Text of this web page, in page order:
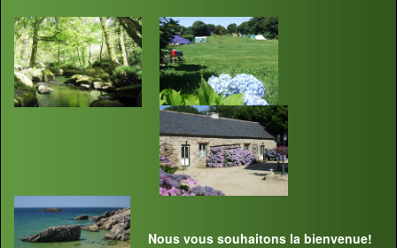
Nous vous souhaitons la bienvenue!